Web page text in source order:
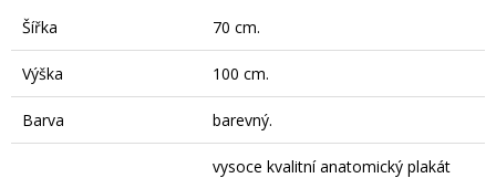
Šířka 70 cm.
Výška 100 cm.
Barva barevný.
vysoce kvalitní anatomický plakát